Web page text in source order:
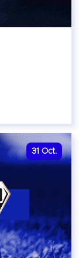
31 Oct.